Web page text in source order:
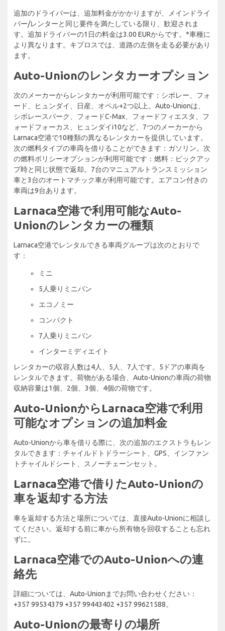
追加のドライバーは、追加料金がかかりますが、メインドライ
バー/レンターと同じ要件を満たしている限り、歓迎されま
す。追加ドライバーの1日の料金は3.00 EURからです。*車種に
より異なります。キプロスでは、道路の左側を走る必要があり
ます。
Auto-Unionのレンタカーオプション
次のメーカーからレンタカーが利用可能です：シボレー、フォ
ード、ヒュンダイ、日産、オペル+2つ以上。Auto-Unionは、
シボレースパーク、フォードC-Max、フォードフィエスタ、フ
ォードフォーカス、ヒュンダイi10など、7つのメーカーから
Larnaca空港で10種類の異なるレンタカーを提供しています。
次の燃料タイプの車両を借りることができます：ガソリン。次
の燃料ポリシーオプションが利用可能です：燃料：ピックアッ
プ時と同じ状態で返却。7台のマニュアルトランスミッション
車と3台のオートマチック車が利用可能です。エアコン付きの
車両は9台あります。
Larnaca空港で利用可能なAuto-
Unionのレンタカーの種類
Larnaca空港でレンタルできる車両グループは次のとおりで
す：
ミニ
5人乗りミニバン
エコノミー
コンパクト
7人乗りミニバン
インターミディエイト
レンタカーの収容人数は4人、5人、7人です。5ドアの車両を
レンタルできます。荷物がある場合、Auto-Unionの車両の荷物
収納容量は1個、2個、3個、4個の荷物です。
Auto-UnionからLarnaca空港で利用
可能なオプションの追加料金
Auto-Unionから車を借りる際に、次の追加のエクストラもレン
タルできます：チャイルドトドラーシート、GPS、インファン
トチャイルドシート、スノーチェーンセット。
Larnaca空港で借りたAuto-Unionの
車を返却する方法
車を返却する方法と場所については、直接Auto-Unionに相談し
てください。返却する前に車から所有物を回収することも忘れ
ずに。
Larnaca空港でのAuto-Unionへの連
絡先
詳細については、Auto-Unionまでお問い合わせください：
+357 99534379 +357 99443402 +357 99621588。
Auto-Unionの最寄りの場所